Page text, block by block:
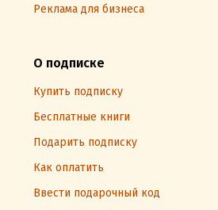
Реклама для бизнеса
О подписке
Купить подписку
Бесплатные книги
Подарить подписку
Как оплатить
Ввести подарочный код